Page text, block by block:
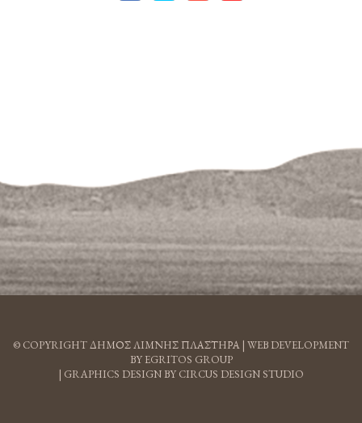
© COPYRIGHT ΔΗΜΟΣ ΛΙΜΝΗΣ ΠΛΑΣΤΗΡΑ | WEB DEVELOPMENT
BY EGRITOS GROUP
| GRAPHICS DESIGN BY CIRCUS DESIGN STUDIO